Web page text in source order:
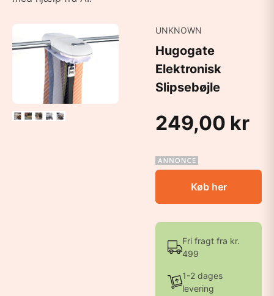
UNKNOWN
Hugogate
Elektronisk
Slipsebøjle
249,00 kr
Køb her
Fri fragt fra kr.
499
1-2 dages
levering